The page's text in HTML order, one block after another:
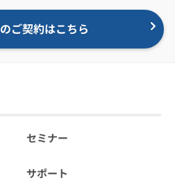
ご契約はこちら
セミナー
サポート